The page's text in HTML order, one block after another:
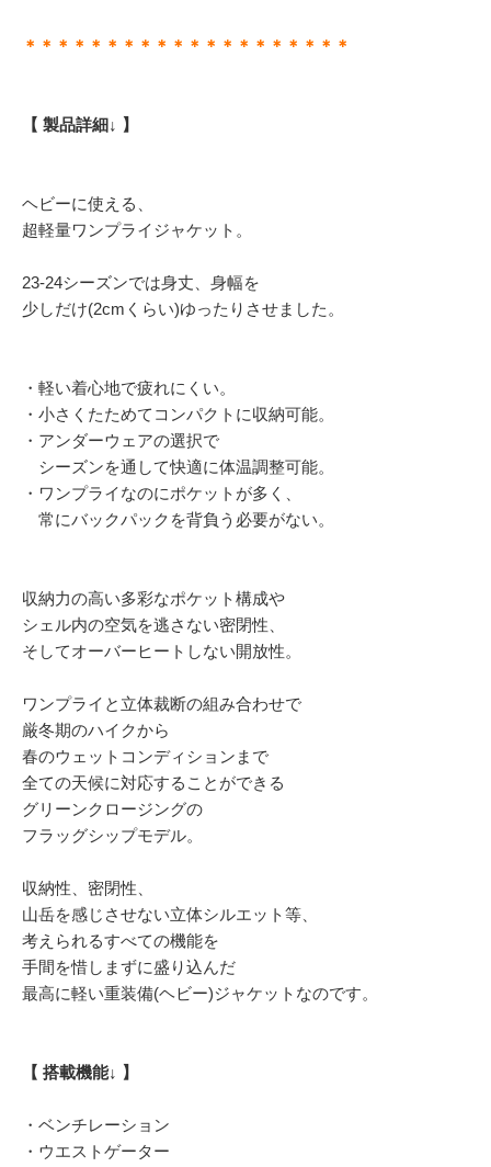
＊＊＊＊＊＊＊＊＊＊＊＊＊＊＊＊＊＊＊＊
【 製品詳細↓ 】
ヘビーに使える、
超軽量ワンプライジャケット。
23-24シーズンでは身丈、身幅を
少しだけ(2cmくらい)ゆったりさせました。
・軽い着心地で疲れにくい。
・小さくたためてコンパクトに収納可能。
・アンダーウェアの選択で
シーズンを通して快適に体温調整可能。
・ワンプライなのにポケットが多く、
常にバックパックを背負う必要がない。
収納力の高い多彩なポケット構成や
シェル内の空気を逃さない密閉性、
そしてオーバーヒートしない開放性。
ワンプライと立体裁断の組み合わせで
厳冬期のハイクから
春のウェットコンディションまで
全ての天候に対応することができる
グリーンクロージングの
フラッグシップモデル。
収納性、密閉性、
山岳を感じさせない立体シルエット等、
考えられるすべての機能を
手間を惜しまずに盛り込んだ
最高に軽い重装備(ヘビー)ジャケットなのです。
【 搭載機能↓ 】
・ベンチレーション
・ウエストゲーター